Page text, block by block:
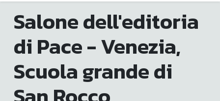
Salone dell'editoria
di Pace - Venezia,
Scuola grande di